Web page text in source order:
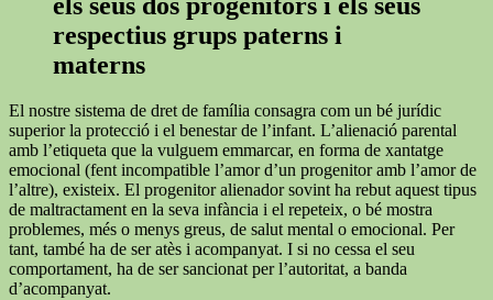
respectius grups paterns i
materns
El nostre sistema de dret de família consagra com un bé jurídic
superior la protecció i el benestar de l’infant. L’alienació parental
amb l’etiqueta que la vulguem emmarcar, en forma de xantatge
emocional (fent incompatible l’amor d’un progenitor amb l’amor de
l’altre), existeix. El progenitor alienador sovint ha rebut aquest tipus
de maltractament en la seva infància i el repeteix, o bé mostra
problemes, més o menys greus, de salut mental o emocional. Per
tant, també ha de ser atès i acompanyat. I si no cessa el seu
comportament, ha de ser sancionat per l’autoritat, a banda
d’acompanyat.